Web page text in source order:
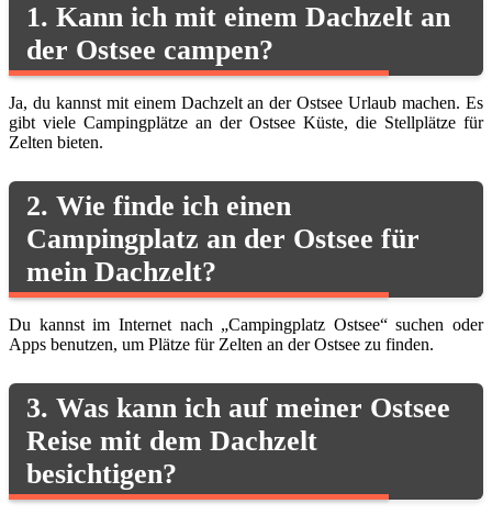
1. Kann ich mit einem Dachzelt an
der Ostsee campen?
Ja, du kannst mit einem Dachzelt an der Ostsee Urlaub machen. Es
gibt viele Campingplätze an der Ostsee Küste, die Stellplätze für
Zelten bieten.
2. Wie finde ich einen
Campingplatz an der Ostsee für
mein Dachzelt?
Du kannst im Internet nach „Campingplatz Ostsee“ suchen oder
Apps benutzen, um Plätze für Zelten an der Ostsee zu finden.
3. Was kann ich auf meiner Ostsee
Reise mit dem Dachzelt
besichtigen?